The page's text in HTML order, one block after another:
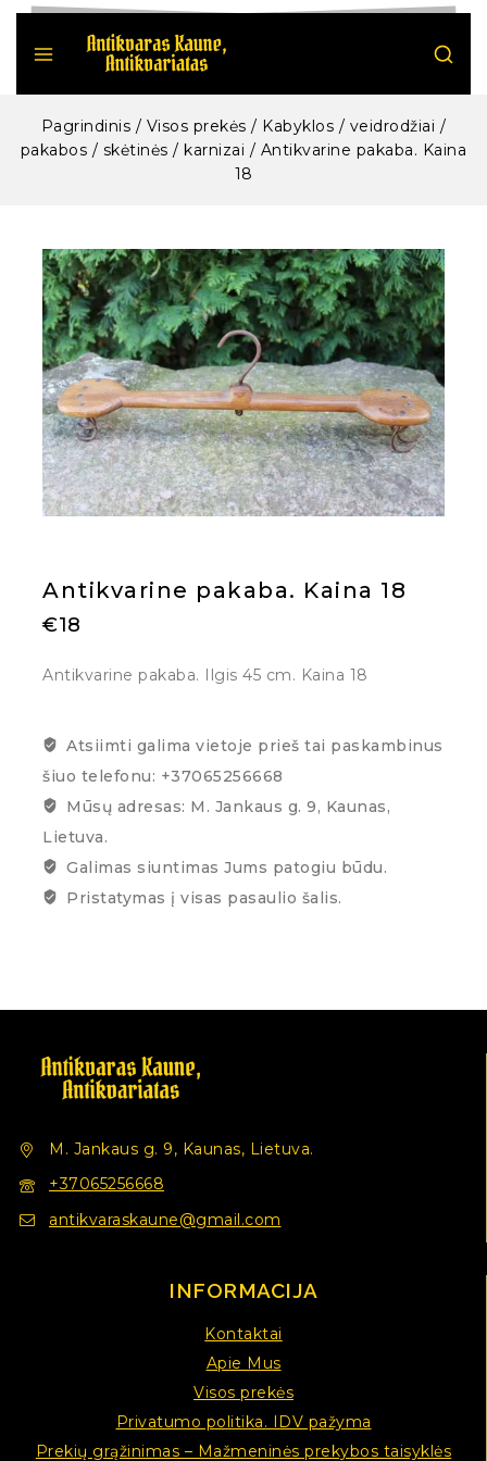
Pagrindinis / Visos prekės / Kabyklos / veidrodžiai /
pakabos / skėtinės / karnizai / Antikvarine pakaba. Kaina
18
Antikvarine pakaba. Kaina 18
€18
Antikvarine pakaba. Ilgis 45 cm. Kaina 18
Atsiimti galima vietoje prieš tai paskambinus
šiuo telefonu: +37065256668
Mūsų adresas: M. Jankaus g. 9, Kaunas,
Lietuva.
Galimas siuntimas Jums patogiu būdu.
Pristatymas į visas pasaulio šalis.
M. Jankaus g. 9, Kaunas, Lietuva.
+37065256668
antikvaraskaune@gmail.com
INFORMACIJA
Kontaktai
Apie Mus
Visos prekės
Privatumo politika. IDV pažyma
Prekių grąžinimas – Mažmeninės prekybos taisyklės